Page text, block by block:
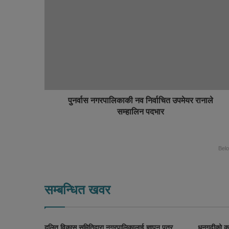
पुनर्वास नगरपालिकाकी नव निर्वाचित उपमेयर रानाले
सम्हालिन पदभार
सम्बन्धित खवर